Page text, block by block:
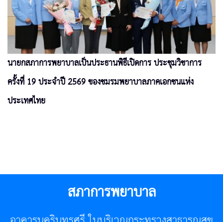
นายกสภาการพยาบาลเป็นประธานพิธีเปิดการ ประชุมวิชาการ
ครั้งที่ 19 ประจำปี 2569 ของชมรมพยาบาลภาคเอกชนแห่ง
ประเทศไทย
สภาการพยาบาล